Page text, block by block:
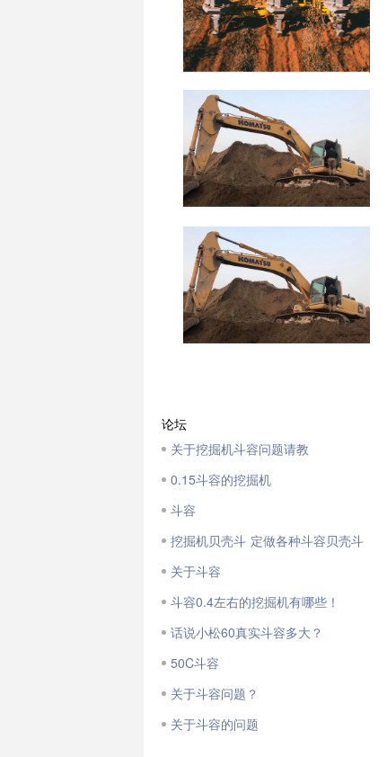
论坛
关于挖掘机斗容问题请教
0.15斗容的挖掘机
斗容
挖掘机贝壳斗 定做各种斗容贝壳斗
关于斗容
斗容0.4左右的挖掘机有哪些！
话说小松60真实斗容多大？
50C斗容
关于斗容问题？
关于斗容的问题